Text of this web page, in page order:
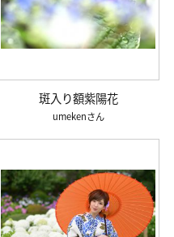
斑入り額紫陽花
umeken